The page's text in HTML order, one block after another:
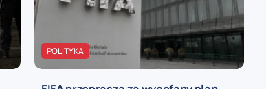
POLITYKA